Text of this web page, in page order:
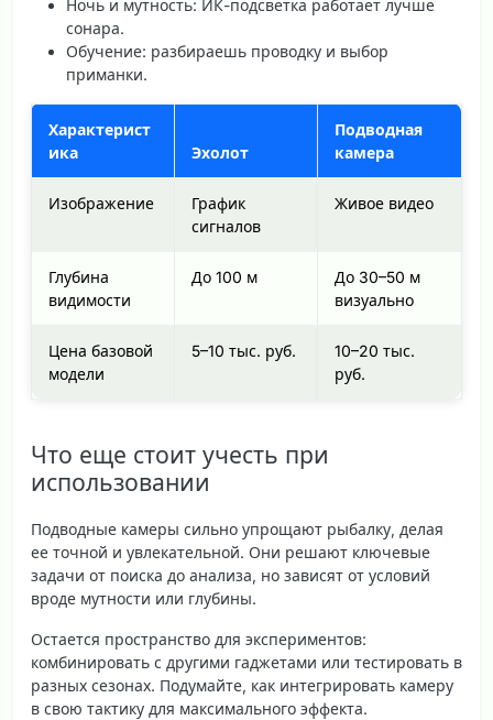
Ночь и мутность: ИК-подсветка работает лучше
сонара.
Обучение: разбираешь проводку и выбор
приманки.
Характерист
ика
Эхолот
Подводная
камера
Изображение
График
сигналов
Живое видео
Глубина
видимости
До 100 м
До 30–50 м
визуально
Цена базовой
модели
5–10 тыс. руб.
10–20 тыс.
руб.
Что еще стоит учесть при
использовании
Подводные камеры сильно упрощают рыбалку, делая
ее точной и увлекательной. Они решают ключевые
задачи от поиска до анализа, но зависят от условий
вроде мутности или глубины.
Остается пространство для экспериментов:
комбинировать с другими гаджетами или тестировать в
разных сезонах. Подумайте, как интегрировать камеру
в свою тактику для максимального эффекта.